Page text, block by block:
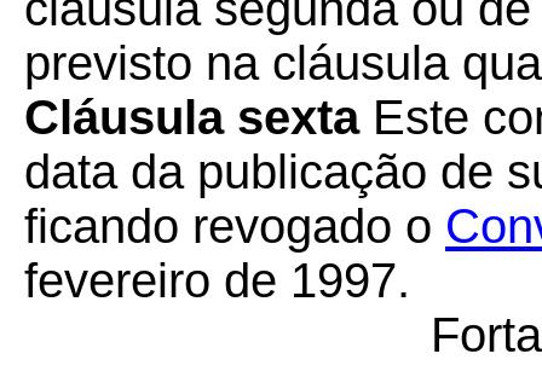
previsto na cláusula
Cláusula sextaEste
data da publicação de
ficando revogado o
fevereiro de 1997.